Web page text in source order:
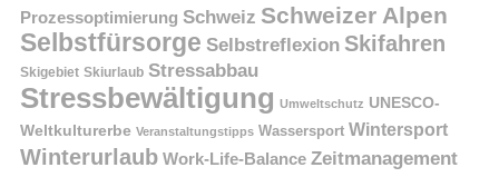
Prozessoptimierung Schweiz Schweizer Alpen
Selbstfürsorge Selbstreflexion Skifahren
Skigebiet Skiurlaub Stressabbau
Stressbewältigung Umweltschutz UNESCO-
Weltkulturerbe Veranstaltungstipps Wassersport Wintersport
Winterurlaub Work-Life-Balance Zeitmanagement